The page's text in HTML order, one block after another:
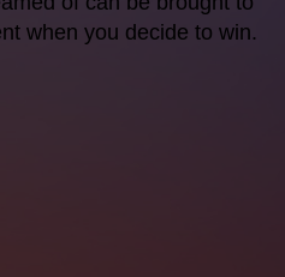
when you decide to win.